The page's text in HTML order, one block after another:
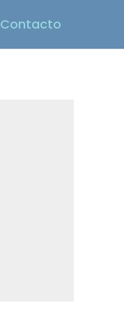
Contacto